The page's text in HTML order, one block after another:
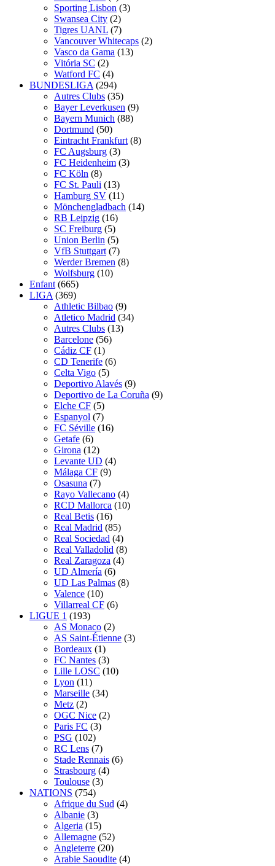
Sporting Lisbon (3)
Swansea City (2)
Tigres UANL (7)
Vancouver Whitecaps (2)
Vasco da Gama (13)
Vitória SC (2)
Watford FC (4)
BUNDESLIGA (294)
Autres Clubs (35)
Bayer Leverkusen (9)
Bayern Munich (88)
Dortmund (50)
Eintracht Frankfurt (8)
FC Augsburg (3)
FC Heidenheim (3)
FC Köln (8)
FC St. Pauli (13)
Hamburg SV (11)
Mönchengladbach (14)
RB Leipzig (16)
SC Freiburg (5)
Union Berlin (5)
VfB Stuttgart (7)
Werder Bremen (8)
Wolfsburg (10)
Enfant (665)
LIGA (369)
Athletic Bilbao (9)
Atletico Madrid (34)
Autres Clubs (13)
Barcelone (56)
Cádiz CF (1)
CD Tenerife (6)
Celta Vigo (5)
Deportivo Alavés (9)
Deportivo de La Coruña (9)
Elche CF (5)
Espanyol (7)
FC Séville (16)
Getafe (6)
Girona (12)
Levante UD (4)
Málaga CF (9)
Osasuna (7)
Rayo Vallecano (4)
RCD Mallorca (10)
Real Betis (16)
Real Madrid (85)
Real Sociedad (4)
Real Valladolid (8)
Real Zaragoza (4)
UD Almería (6)
UD Las Palmas (8)
Valence (10)
Villarreal CF (6)
LIGUE 1 (193)
AS Monaco (2)
AS Saint-Étienne (3)
Bordeaux (1)
FC Nantes (3)
Lille LOSC (10)
Lyon (11)
Marseille (34)
Metz (2)
OGC Nice (2)
Paris FC (3)
PSG (102)
RC Lens (7)
Stade Rennais (6)
Strasbourg (4)
Toulouse (3)
NATIONS (754)
Afrique du Sud (4)
Albanie (3)
Algeria (15)
Allemagne (52)
Angleterre (20)
Arabie Saoudite (4)